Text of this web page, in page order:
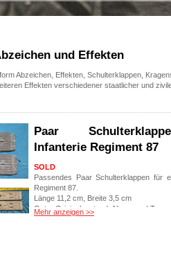
und Effekten
Abzeichen, Effekten, Schulterklappen,
Effekten verschiedener staatlicher und
Paar
Infanterie Regiment 87
SOLD
Passendes Paar Schulterklappen für
Regiment 87.
Länge 11,2 cm, Breite 3,5 cm
Guter Originalzustand, Alters- und
Mehr anzeigen >>